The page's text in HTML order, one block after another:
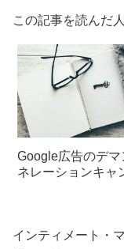
この記事を読んだ
Google広告のデマ
ネレーションキャ
インティメート・